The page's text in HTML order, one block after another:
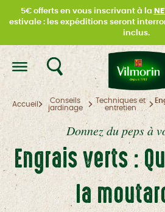
5€ offerts en vous inscrivant à la
estivale : les expéditions seront
inclus.
Accueil
Conseils
jardinage
Techniques et
entretien
Donnez du peps à
Engrais verts :
la